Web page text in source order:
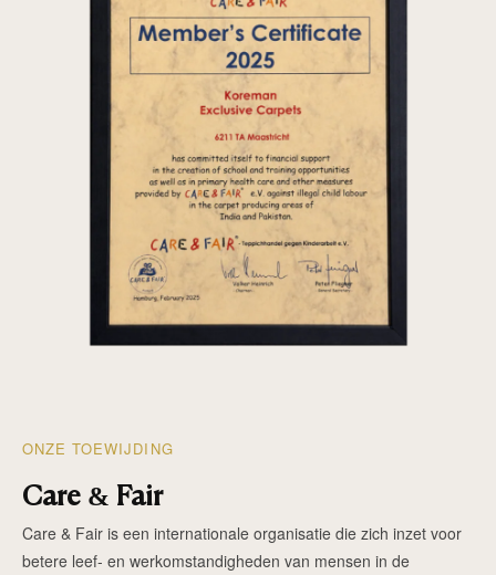
ONZE TOEWIJDING
Care & Fair
Care & Fair is een internationale organisatie die zich inzet voor
betere leef- en werkomstandigheden van mensen in de